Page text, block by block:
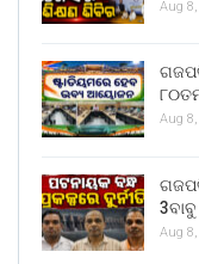
Aug
Aug
3ବାବୁ
Aug